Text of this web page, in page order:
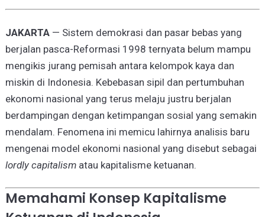
JAKARTA— Sistem demokrasi dan pasar bebas yang
berjalan pasca-Reformasi 1998 ternyata belum mampu
mengikis jurang pemisah antara kelompok kaya dan
miskin di Indonesia. Kebebasan sipil dan pertumbuhan
ekonomi nasional yang terus melaju justru berjalan
berdampingan dengan ketimpangan sosial yang semakin
mendalam. Fenomena ini memicu lahirnya analisis baru
mengenai model ekonomi nasional yang disebut sebagai
lordly capitalismatau kapitalisme ketuanan.
Memahami Konsep Kapitalisme